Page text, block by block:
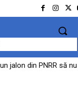
jalon din PNRR să